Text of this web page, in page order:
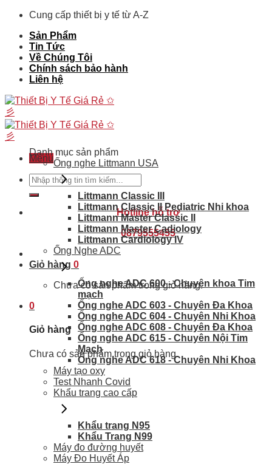
Skip
content
Cung cấp thiết bị y tế từ A-Z
Sản Phẩm
Tin Tức
Về Chúng Tôi
Chính sách bảo hành
Liên hệ
Menu
Tìm
kiếm:
Hotline hỗ trợ
0879555455
Giỏ hàng 0
Chưa có sản phẩm trong giỏ hàng.
0
Giỏ hàng
Chưa có sản phẩm trong giỏ hàng.
Danh mục sản phẩm
Ống nghe Littmann USA
Littmann Classic III
Littmann Classic II Pediatric Nhi khoa
Littmann Master Classic II
Littmann Master Cadiology
Littmann Cardiology IV
Ống Nghe ADC
Ống nghe ADC 600 - Chuyên khoa Tim
mạch
Ống nghe ADC 603 - Chuyên Đa Khoa
Ống nghe ADC 604 - Chuyên Nhi Khoa
Ống nghe ADC 608 - Chuyên Đa Khoa
Ống nghe ADC 615 - Chuyên Nội Tim
Mạch
Ống nghe ADC 618 - Chuyên Nhi Khoa
Máy tạo oxy
Test Nhanh Covid
Khẩu trang cao cấp
Khẩu trang N95
Khẩu Trang N99
Máy đo đường huyết
Máy Đo Huyết Áp